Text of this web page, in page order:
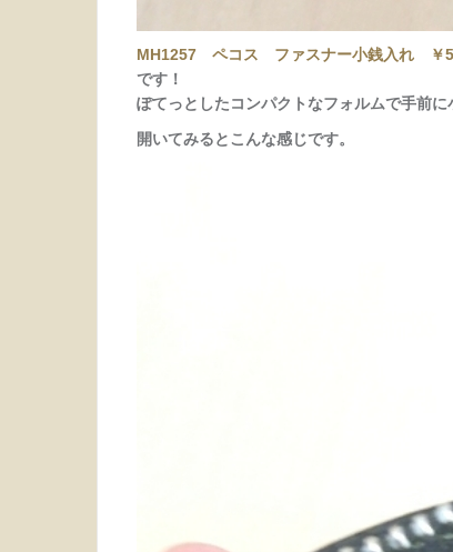
MH1257 ペコス ファスナー小銭入れ ￥
です！
ぽてっとしたコンパクトなフォルムで手前に
開いてみるとこんな感じです。